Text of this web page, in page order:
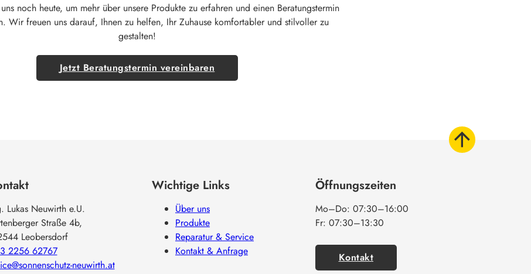
noch heute, um mehr über unsere Produkte zu erfahren und einen Beratungstermin
Wir freuen uns darauf, Ihnen zu helfen, Ihr Zuhause komfortabler und stilvoller zu
gestalten!
Jetzt Beratungstermin vereinbaren
Lukas Neuwirth e.U.
Straße 4b,
Leobersdorf
2256 62767
neuwirth.at
Wichtige Links
Über uns
Produkte
Reparatur & Service
Kontakt & Anfrage
Öffnungszeiten
Mo–Do: 07:30–16:00
Fr: 07:30–13:30
Kontakt